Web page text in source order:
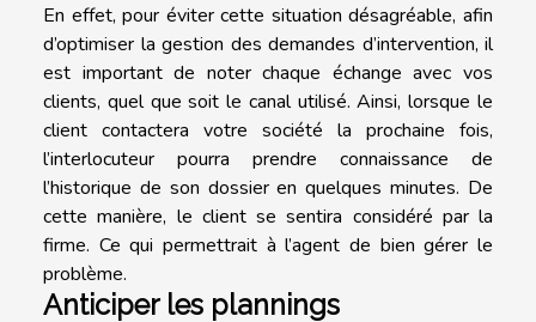
En effet, pour éviter cette situation désagréable, afin
d’optimiser la gestion des demandes d’intervention, il
est important de noter chaque échange avec vos
clients, quel que soit le canal utilisé. Ainsi, lorsque le
client contactera votre société la prochaine fois,
l’interlocuteur pourra prendre connaissance de
l’historique de son dossier en quelques minutes. De
cette manière, le client se sentira considéré par la
firme. Ce qui permettrait à l’agent de bien gérer le
problème.
Anticiper les plannings